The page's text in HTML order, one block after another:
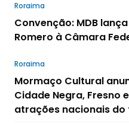
Roraima
Convenção: MDB
Romero à Câmara
Roraima
Mormaço Cultural
Cidade Negra, Fresno
atrações nacionais